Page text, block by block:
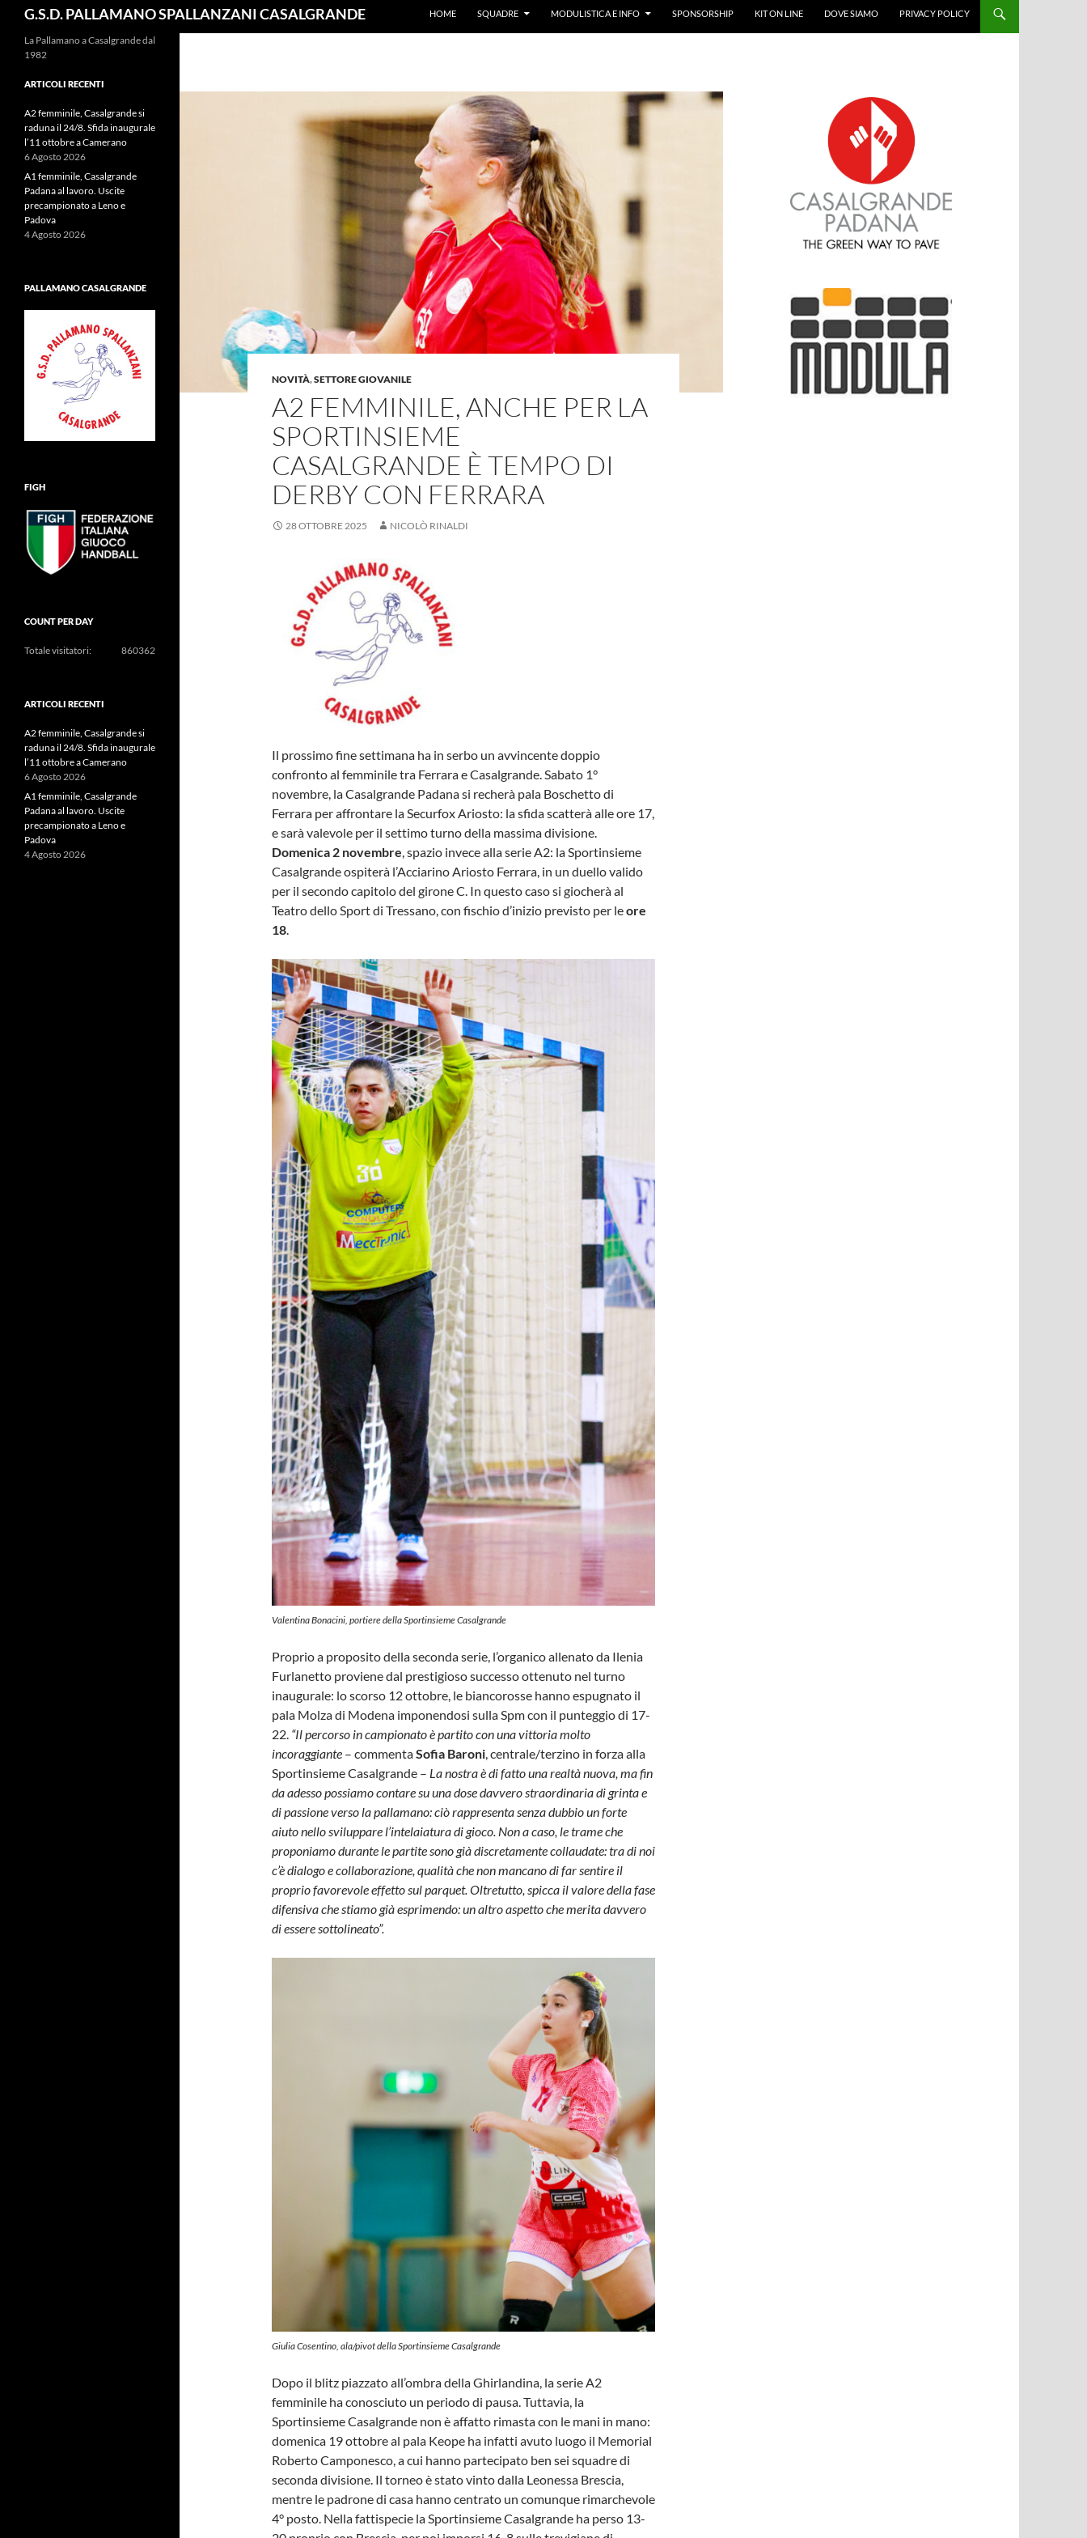
G.S.D. PALLAMANO SPALLANZANI CASALGRANDE HOME SQUADRE MODULISTICA E INFO SPONSORSHIP KIT ON LINE DOVE SIAMO PRIVACY POLICY
NOVITÀ,SETTORE GIOVANILE
A2 FEMMINILE, ANCHE PER LA
SPORTINSIEME
CASALGRANDE È TEMPO DI
DERBY CON FERRARA
28 OTTOBRE 2025 NICOLÒ RINALDI
Il prossimo fine settimana ha in serbo un avvincente doppio
confronto al femminile tra Ferrara e Casalgrande. Sabato 1°
novembre, la Casalgrande Padana si recherà pala Boschetto di
Ferrara per affrontare la Securfox Ariosto: la sfida scatterà alle ore 17,
e sarà valevole per il settimo turno della massima divisione.
Domenica 2 novembre , spazio invece alla serie A2: la Sportinsieme
Casalgrande ospiterà l’Acciarino Ariosto Ferrara, in un duello valido
per il secondo capitolo del girone C. In questo caso si giocherà al
Teatro dello Sport di Tressano, con fischio d’inizio previsto per leore
18
Valentina Bonacini, portiere della Sportinsieme Casalgrande
Proprio a proposito della seconda serie, l’organico allenato da Ilenia
Furlanetto proviene dal prestigioso successo ottenuto nel turno
inaugurale: lo scorso 12 ottobre, le biancorosse hanno espugnato il
pala Molza di Modena imponendosi sulla Spm con il punteggio di 17-
22. “Il percorso in campionato è partito con una vittoria molto
incoraggiante – commentaSofia Baroni, centrale/terzino in forza alla
Sportinsieme Casalgrande – La nostra è di fatto una realtà nuova, ma fin
da adesso possiamo contare su una dose davvero straordinaria di grinta e
di passione verso la pallamano: ciò rappresenta senza dubbio un forte
aiuto nello sviluppare l’intelaiatura di gioco. Non a caso, le trame che
proponiamo durante le partite sono già discretamente collaudate: tra di noi
c’è dialogo e collaborazione, qualità che non mancano di far sentire il
proprio favorevole effetto sul parquet. Oltretutto, spicca il valore della fase
difensiva che stiamo già esprimendo: un altro aspetto che merita davvero
di essere sottolineato”.
Giulia Cosentino, ala/pivot della Sportinsieme Casalgrande
Dopo il blitz piazzato all’ombra della Ghirlandina, la serie A2
femminile ha conosciuto un periodo di pausa. Tuttavia, la
Sportinsieme Casalgrande non è affatto rimasta con le mani in mano:
domenica 19 ottobre al pala Keope ha infatti avuto luogo il Memorial
Roberto Camponesco, a cui hanno partecipato ben sei squadre di
seconda divisione. Il torneo è stato vinto dalla Leonessa Brescia,
mentre le padrone di casa hanno centrato un comunque rimarchevole
4° posto. Nella fattispecie la Sportinsieme Casalgrande ha perso 13-
La Pallamano a Casalgrande dal
1982
ARTICOLI RECENTI
A2 femminile, Casalgrande si
raduna il 24/8. Sfida inaugurale
l’11 ottobre a Camerano
6 Agosto 2026
A1 femminile, Casalgrande
Padana al lavoro. Uscite
precampionato a Leno e
Padova
4 Agosto 2026
PALLAMANO CASALGRANDE
FIGH
COUNT PER DAY
860362
Totale visitatori:
ARTICOLI RECENTI
A2 femminile, Casalgrande si
raduna il 24/8. Sfida inaugurale
l’11 ottobre a Camerano
6 Agosto 2026
A1 femminile, Casalgrande
Padana al lavoro. Uscite
precampionato a Leno e
Padova
4 Agosto 2026